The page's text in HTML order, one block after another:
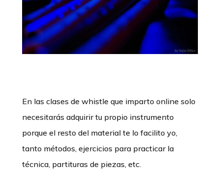
En las clases de whistle que imparto online solo
necesitarás adquirir tu propio instrumento
porque el resto del material te lo facilito yo,
tanto métodos, ejercicios para practicar la
técnica, partituras de piezas, etc.